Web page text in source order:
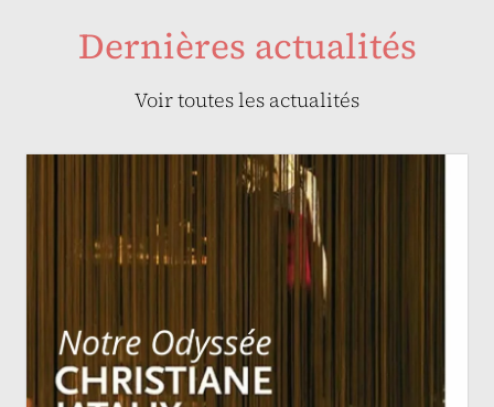
Dernières actualités
Voir toutes les actualités